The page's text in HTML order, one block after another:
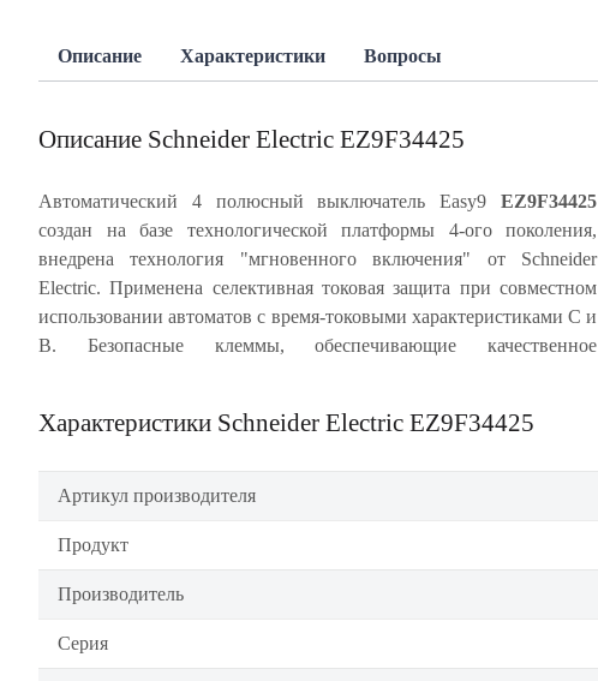
Описание Характеристики Вопросы
Описание Schneider Electric EZ9F34425
Автоматический 4 полюсный выключатель Easy9 EZ9F34425
создан на базе технологической платформы 4-ого поколения,
внедрена технология "мгновенного включения" от Schneider
Electric. Применена селективная токовая защита при совместном
использовании автоматов с время-токовыми характеристиками C и
B. Безопасные клеммы, обеспечивающие качественное
проводника в заклеммное пространство). Ударопрочный корпус из
специального ABS-пластика, скрепленный 8 металлическими
заклепками, с монолитной лицевой панелью обеспечивает
многократное срабатывание автомата без изменения его
Характеристики Schneider Electric EZ9F34425
Артикул производителя
Продукт
Производитель
Серия